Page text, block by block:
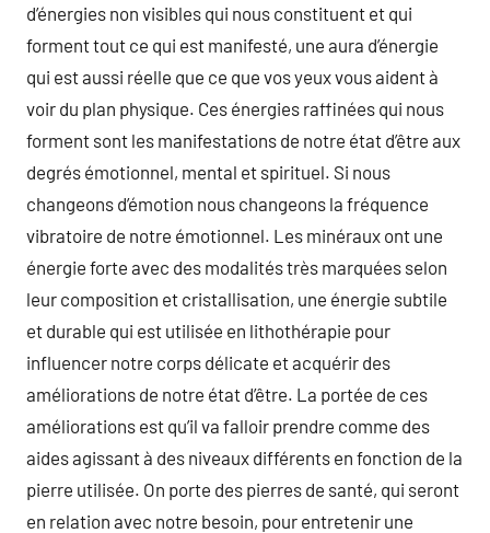
d’énergies non visibles qui nous constituent et qui
forment tout ce qui est manifesté, une aura d’énergie
qui est aussi réelle que ce que vos yeux vous aident à
voir du plan physique. Ces énergies raffinées qui nous
forment sont les manifestations de notre état d’être aux
degrés émotionnel, mental et spirituel. Si nous
changeons d’émotion nous changeons la fréquence
vibratoire de notre émotionnel. Les minéraux ont une
énergie forte avec des modalités très marquées selon
leur composition et cristallisation, une énergie subtile
et durable qui est utilisée en lithothérapie pour
influencer notre corps délicate et acquérir des
améliorations de notre état d’être. La portée de ces
améliorations est qu’il va falloir prendre comme des
aides agissant à des niveaux différents en fonction de la
pierre utilisée. On porte des pierres de santé, qui seront
en relation avec notre besoin, pour entretenir une